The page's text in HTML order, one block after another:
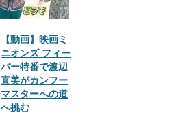
【動画】映画ミ
ニオンズ フィー
バー特番で渡辺
直美がカンフー
マスターへの道
へ挑む